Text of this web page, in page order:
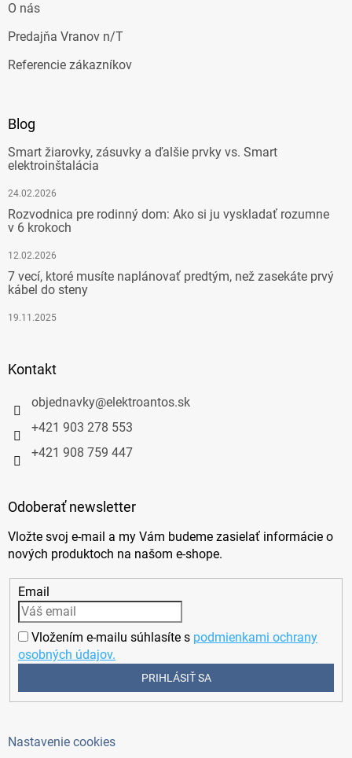
O nás
Predajňa Vranov n/T
Referencie zákazníkov
Blog
Smart žiarovky, zásuvky a ďalšie prvky vs. Smart
elektroinštalácia
24.02.2026
Rozvodnica pre rodinný dom: Ako si ju vyskladať rozumne
v 6 krokoch
12.02.2026
7 vecí, ktoré musíte naplánovať predtým, než zasekáte prvý
kábel do steny
19.11.2025
Kontakt
objednavky@elektroantos.sk
+421 903 278 553
+421 908 759 447
Odoberať newsletter
Vložte svoj e-mail a my Vám budeme zasielať informácie o
nových produktoch na našom e-shope.
Email
Vložením e-mailu súhlasíte s podmienkami ochrany
osobných údajov.
PRIHLÁSIŤ SA
Nastavenie cookies